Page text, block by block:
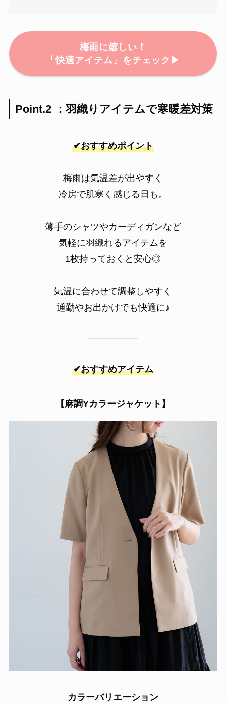
梅雨に嬉しい！
「快適アイテム」をチェック▶
Point.2 ：羽織りアイテムで寒暖差対策
✔おすすめポイント
梅雨は気温差が出やすく
冷房で肌寒く感じる日も。
薄手のシャツやカーディガンなど
気軽に羽織れるアイテムを
1枚持っておくと安心◎
気温に合わせて調整しやすく
通勤やお出かけでも快適に♪
✔おすすめアイテム
【麻調Yカラージャケット】
カラーバリエーション